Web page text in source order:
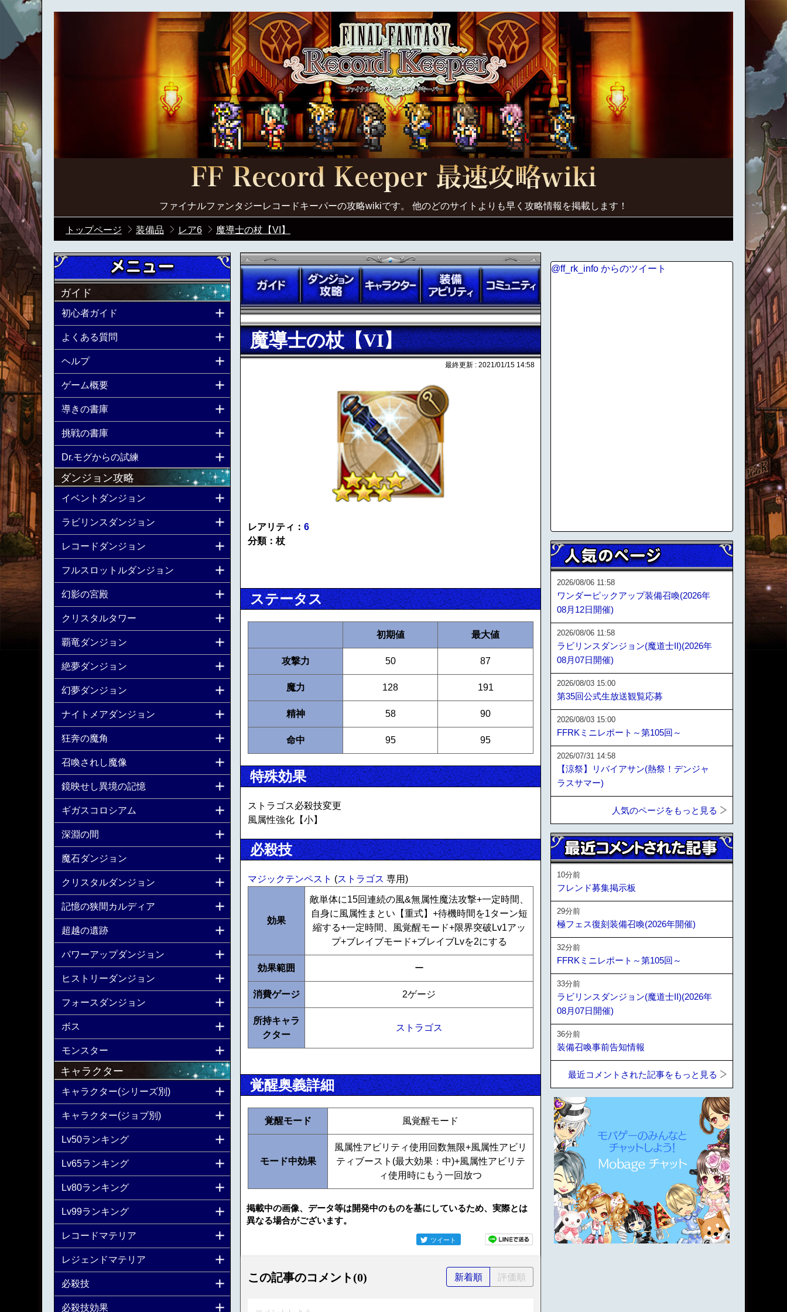
ファイナルファンタジーレコードキーパーの攻略wikiです。 他のどのサイトよりも早く攻略情報を掲載します！
トップページ 装備品 レア6 魔導士の杖【VI】
魔導士の杖【VI】
最終更新 : 2021/01/15 14:58
レアリティ： 6
分類：杖
ステータス
初期値 最大値
攻撃力 50 87
魔力 128 191
精神 58 90
命中 95 95
特殊効果
ストラゴス必殺技変更
風属性強化【小】
必殺技
マジックテンペスト (ストラゴス 専用)
効果
敵単体に15回連続の風&無属性魔法攻撃+一定時間、
自身に風属性まとい【重式】+待機時間を1ターン短
縮する+一定時間、風覚醒モード+限界突破Lv1アッ
プ+ブレイブモード+ブレイブLvを2にする
効果範囲 ー
消費ゲージ 2ゲージ
所持キャラ
クター
ストラゴス
覚醒奥義詳細
覚醒モード 風覚醒モード
モード中効果
風属性アビリティ使用回数無限+風属性アビリ
ティブースト(最大効果：中)+風属性アビリテ
ィ使用時にもう一回放つ
掲載中の画像、データ等は開発中のものを基にしているため、実際とは
異なる場合がございます。
ツイート
この記事のコメント(0) 新着順 評価順
ガイド
初心者ガイド
よくある質問
ヘルプ
ゲーム概要
導きの書庫
挑戦の書庫
Dr.モグからの試練
ダンジョン攻略
イベントダンジョン
ラビリンスダンジョン
レコードダンジョン
フルスロットルダンジョン
幻影の宮殿
クリスタルタワー
覇竜ダンジョン
絶夢ダンジョン
幻夢ダンジョン
ナイトメアダンジョン
狂奔の魔角
召喚されし魔像
鏡映せし異境の記憶
ギガスコロシアム
深淵の間
魔石ダンジョン
クリスタルダンジョン
記憶の狭間カルディア
超越の遺跡
パワーアップダンジョン
ヒストリーダンジョン
フォースダンジョン
ボス
モンスター
キャラクター
キャラクター(シリーズ別)
キャラクター(ジョブ別)
Lv50ランキング
Lv65ランキング
Lv80ランキング
Lv99ランキング
レコードマテリア
レジェンドマテリア
必殺技
必殺技効果
@ff_rk_info からのツイート
2026/08/06 11:58
ワンダーピックアップ装備召喚(2026年
08月12日開催)
2026/08/06 11:58
ラビリンスダンジョン(魔道士II)(2026年
08月07日開催)
2026/08/03 15:00
第35回公式生放送観覧応募
2026/08/03 15:00
FFRKミニレポート～第105回～
2026/07/31 14:58
【涼祭】リバイアサン(熱祭！デンジャ
ラスサマー)
人気のページをもっと見る
10分前
フレンド募集掲示板
29分前
極フェス復刻装備召喚(2026年開催)
32分前
FFRKミニレポート～第105回～
33分前
ラビリンスダンジョン(魔道士II)(2026年
08月07日開催)
36分前
装備召喚事前告知情報
最近コメントされた記事をもっと見る